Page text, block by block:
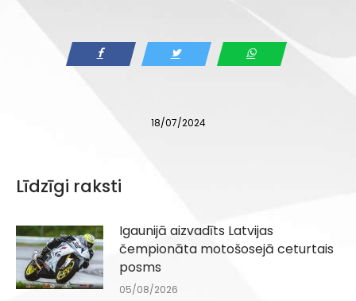
18/07/2024
Līdzīgi raksti
Igaunijā aizvadīts Latvijas
čempionāta motošosejā ceturtais
posms
05/08/2026